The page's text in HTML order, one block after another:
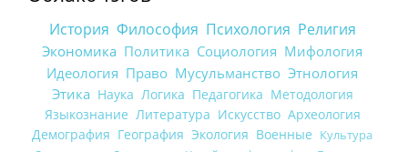
История Философия Психология Религия
Экономика Политика Социология Мифология
Идеология Право Мусульманство Этнология
Этика Наука Логика Педагогика Методология
Языкознание Литература Искусство Археология
Демография География Экология Военные Культура